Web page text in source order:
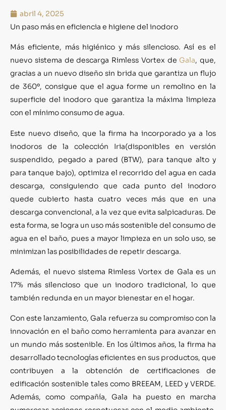
abril 4, 2025
Un paso más en eficiencia e higiene del inodoro
Más eficiente, más higiénico y más silencioso. Así es el
nuevo sistema de descarga Rimless Vortex de Gala, que,
gracias a un nuevo diseño sin brida que garantiza un flujo
de 360º, consigue que el agua forme un remolino en la
superficie del inodoro que garantiza la máxima limpieza
con el mínimo consumo de agua.
Este nuevo diseño, que la firma ha incorporado ya a los
inodoros de la colección Iria(disponibles en versión
suspendido, pegado a pared (BTW), para tanque alto y
para tanque bajo), optimiza el recorrido del agua en cada
descarga, consiguiendo que cada punto del inodoro
quede cubierto hasta cuatro veces más que en una
descarga convencional, a la vez que evita salpicaduras. De
esta forma, se logra un uso más sostenible del consumo de
agua en el baño, pues a mayor limpieza en un solo uso, se
minimizan las posibilidades de repetir descarga.
Además, el nuevo sistema Rimless Vortex de Gala es un
17% más silencioso que un inodoro tradicional, lo que
también redunda en un mayor bienestar en el hogar.
Con este lanzamiento, Gala refuerza su compromiso con la
innovación en el baño como herramienta para avanzar en
un mundo más sostenible. En los últimos años, la firma ha
desarrolladotecnologías eficientes en sus productos, que
contribuyen a la obtención de certificaciones de
edificación sostenible tales como BREEAM, LEED y VERDE.
Además, como compañía, Gala ha puesto en marcha